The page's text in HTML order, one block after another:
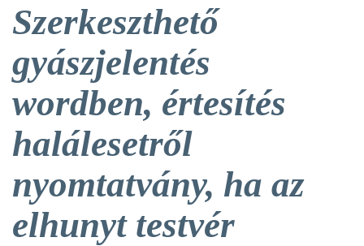
Szerkeszthető
gyászjelentés
wordben, értesítés
halálesetről
nyomtatvány, ha az
elhunyt testvér